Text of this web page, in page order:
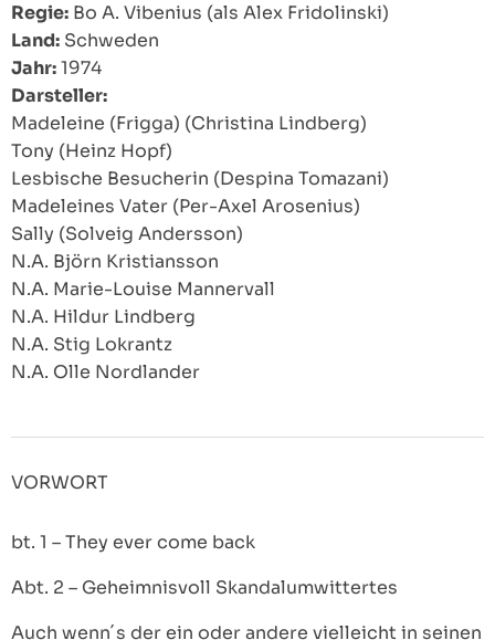
Regie: Bo A. Vibenius (als Alex Fridolinski)
Land: Schweden
Jahr:1974
Darsteller:
Madeleine (Frigga) (Christina Lindberg)
Tony (Heinz Hopf)
Lesbische Besucherin (Despina Tomazani)
Madeleines Vater (Per-Axel Arosenius)
Sally (Solveig Andersson)
N.A. Björn Kristiansson
N.A. Marie-Louise Mannervall
N.A. Hildur Lindberg
N.A. Stig Lokrantz
N.A. Olle Nordlander
VORWORT
bt. 1 – They ever come back
Abt. 2 – Geheimnisvoll Skandalumwittertes
Auch wenn´s der ein oder andere vielleicht in seinen